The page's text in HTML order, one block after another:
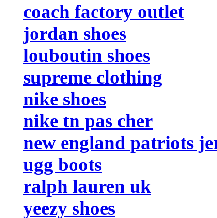
coach factory outlet
jordan shoes
louboutin shoes
supreme clothing
nike shoes
nike tn pas cher
new england patriots
ugg boots
ralph lauren uk
yeezy shoes